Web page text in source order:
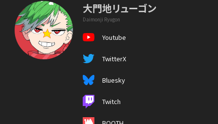
大門地リューゴン
Daimonji Ryugon
Youtube
TwitterX
Bluesky
Twitch